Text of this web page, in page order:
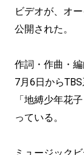
ビデオが、オ
公開された。
作詞・作曲・
7月6日から
「地縛少年花
っている。